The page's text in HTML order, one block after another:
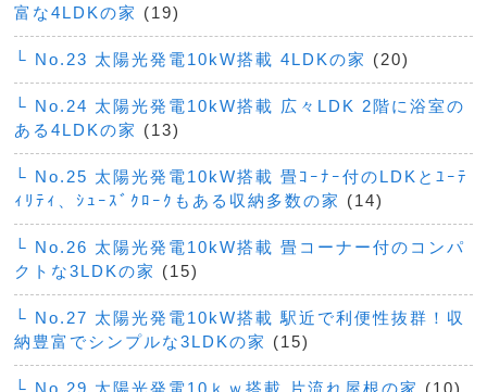
富な4LDKの家 (19)
└ No.23 太陽光発電10kW搭載 4LDKの家 (20)
└ No.24 太陽光発電10kW搭載 広々LDK 2階に浴室の
ある4LDKの家 (13)
└ No.25 太陽光発電10kW搭載 畳ｺｰﾅｰ付のLDKとﾕｰﾃ
ｨﾘﾃｨ、ｼｭｰｽﾞｸﾛｰｸもある収納多数の家 (14)
└ No.26 太陽光発電10kW搭載 畳コーナー付のコンパ
クトな3LDKの家 (15)
└ No.27 太陽光発電10kW搭載 駅近で利便性抜群！収
納豊富でシンプルな3LDKの家 (15)